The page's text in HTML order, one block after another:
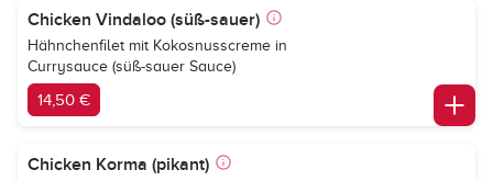
Chicken Vindaloo (süß-sauer)
Hähnchenfilet mit Kokosnusscreme in
Currysauce (süß-sauer Sauce)
14,50 €
Chicken Korma (pikant)